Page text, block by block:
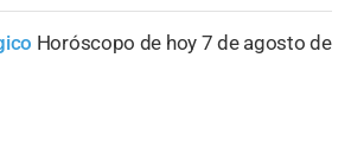
Horóscopo de hoy 7 de agosto de